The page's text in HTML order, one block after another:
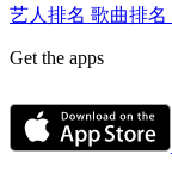
艺人排名 歌曲排名
Get the apps